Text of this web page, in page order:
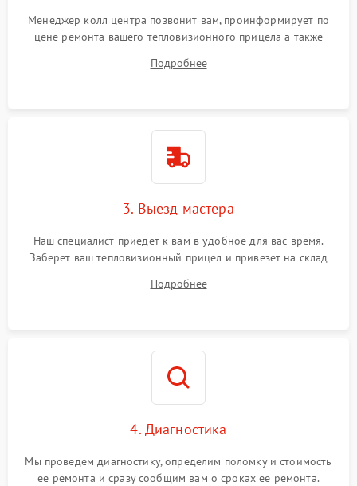
Менеджер колл центра позвонит вам, проинформирует по
цене ремонта вашего тепловизионного прицела а также
Подробнее
3. Выезд мастера
Наш специалист приедет к вам в удобное для вас время.
Заберет ваш тепловизионный прицел и привезет на склад
Подробнее
4. Диагностика
Мы проведем диагностику, определим поломку и стоимость
ее ремонта и сразу сообщим вам о сроках ее ремонта.